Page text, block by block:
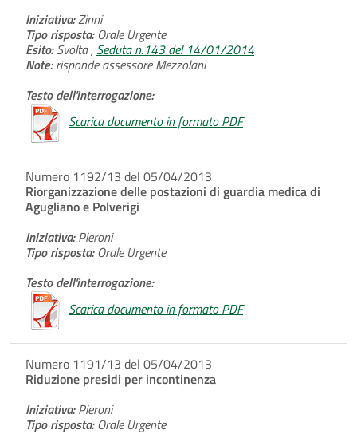
Iniziativa:Zinni
Tipo risposta:Orale Urgente
Esito:Svolta , Seduta n.143 del 14/01/2014
Note:risponde assessore Mezzolani
Testo dell'interrogazione:
Scarica documento in formato PDF
Numero 1192/13 del 05/04/2013
Riorganizzazione delle postazioni di guardia medica di
Agugliano e Polverigi
Iniziativa:Pieroni
Tipo risposta:Orale Urgente
Testo dell'interrogazione:
Scarica documento in formato PDF
Numero 1191/13 del 05/04/2013
Riduzione presidi per incontinenza
Iniziativa:Pieroni
Tipo risposta:Orale Urgente